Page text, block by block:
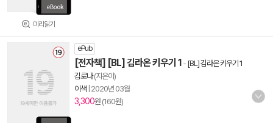
미리읽기
ePub
[전자책] [BL] 김라온 키우기 1 - [BL] 김라온 키우기 1
김로나(지은이)
이색 2020년 03월
3,300원 (160원)